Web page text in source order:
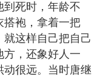
到死时，年龄不
搭袍，拿着一把
这样自己把自己
方，还象好人一
很远。当时唐继